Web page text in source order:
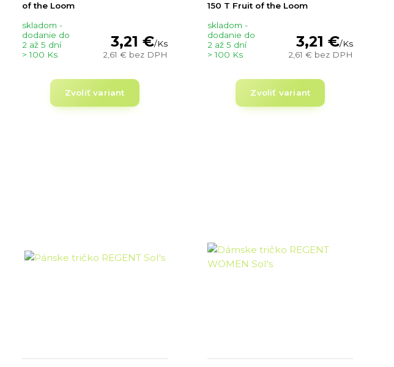
of the Loom
3,21 €/Ks
2,61 € bez DPH
skladom -
dodanie do
2 až 5 dní
> 100 Ks
Zvoliť variant
150 T Fruit of the Loom
3,21 €/Ks
2,61 € bez DPH
skladom -
dodanie do
2 až 5 dní
> 100 Ks
Zvoliť variant